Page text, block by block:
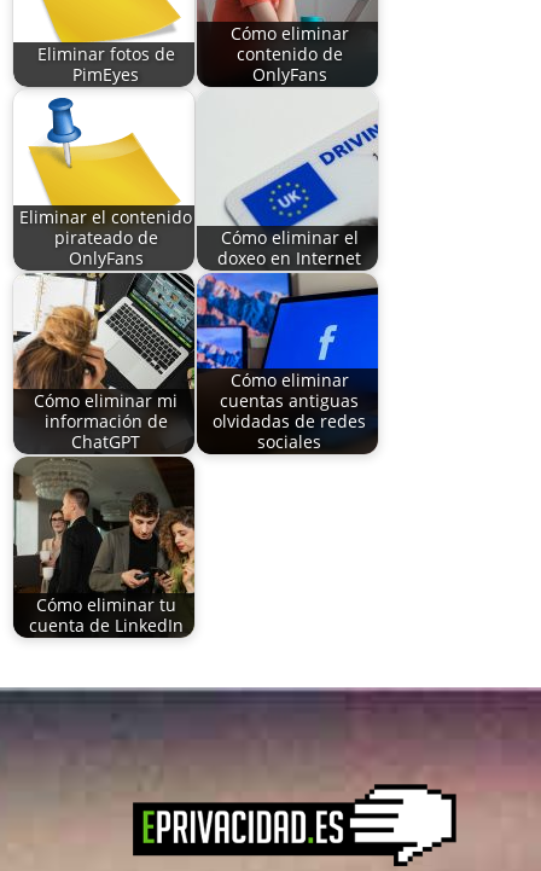
Eliminar fotos de
PimEyes
Cómo eliminar
contenido de
OnlyFans
Eliminar el contenido
pirateado de
OnlyFans
Cómo eliminar el
doxeo en Internet
Cómo eliminar mi
información de
ChatGPT
Cómo eliminar
cuentas antiguas
olvidadas de redes
sociales
Cómo eliminar tu
cuenta de LinkedIn